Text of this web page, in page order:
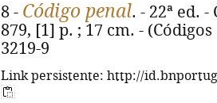
8 - Código penal. - 22ª ed.
879, [1] p. ; 17 cm. -
3219-9
Link persistente: http://